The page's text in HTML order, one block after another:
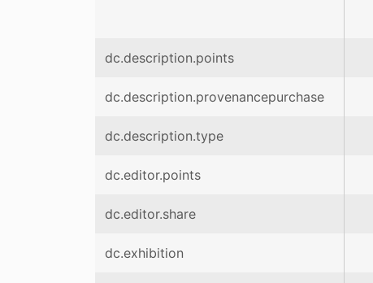
dc.description.points
dc.description.provenancepurchase
dc.description.type
dc.editor.points
dc.editor.share
dc.exhibition